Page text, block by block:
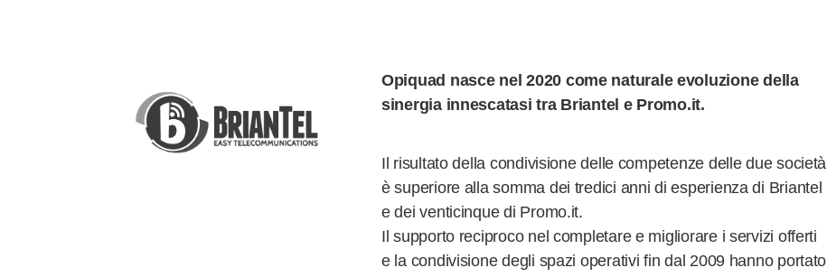
Opiquad nasce nel 2020 come naturale evoluzione della
sinergia innescatasi tra Briantel e Promo.it.
Il risultato della condivisione delle competenze delle due società
è superiore alla somma dei tredici anni di esperienza di Briantel
e dei venticinque di Promo.it.
Il supporto reciproco nel completare e migliorare i servizi offerti
e la condivisione degli spazi operativi fin dal 2009 hanno portato